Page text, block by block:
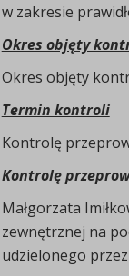
w zakresie
Okres objęty
Okres objęty
Termin kontroli
Kontrolę
Kontrolę
Małgorzata
zewnętrznej na
udzielonego